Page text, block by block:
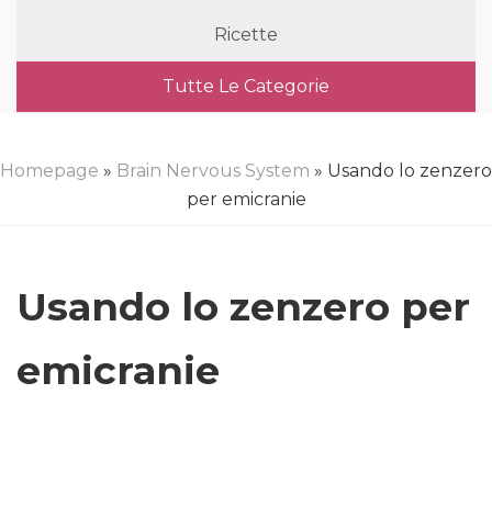
Ricette
Tutte Le Categorie
Homepage » Brain Nervous System » Usando lo zenzero
per emicranie
Usando lo zenzero per
emicranie